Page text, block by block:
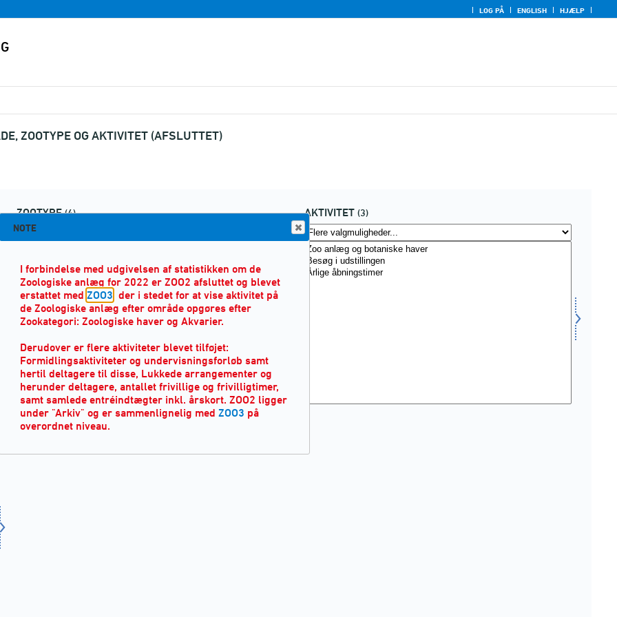
LOG PÅ ENGLISH HJÆLP
ZOOTYPE OG AKTIVITET (AFSLUTTET)
ZOOTYPE (4) AKTIVITET (3)
NOTE
I forbindelse med udgivelsen af statistikken om de
Zoologiske anlæg for 2022 er ZOO2 afsluttet og blevet
erstattet med ZOO3 , der i stedet for at vise aktivitet på
de Zoologiske anlæg efter område opgøres efter
Zookategori: Zoologiske haver og Akvarier.
Derudover er flere aktiviteter blevet tilføjet:
Formidlingsaktiviteter og undervisningsforløb samt
hertil deltagere til disse, Lukkede arrangementer og
herunder deltagere, antallet frivillige og frivilligtimer,
samt samlede entréindtægter inkl. årskort. ZOO2 ligger
under "Arkiv" og er sammenlignelig med ZOO3 på
overordnet niveau.